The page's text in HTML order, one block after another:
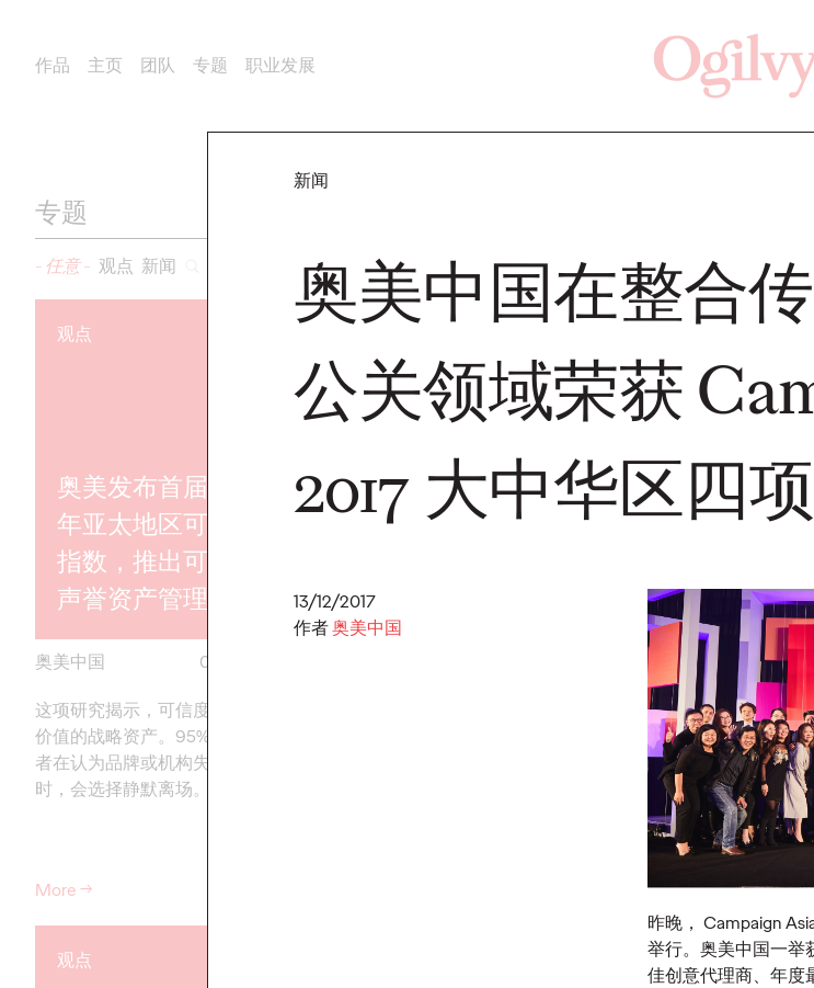
作品 主页 团队 专题 职业发展
新闻
奥美中国在整合
公关领域荣获
2017 大中华区四
13/12/2017
作者奥美中国
昨晚， Campaign
举行。奥美中国一举
佳创意代理商、年度
点击这里
专题
- 任意 - 观点 新闻
观点
奥美发布首届2026
年亚太地区可信度
指数，推出可信度
声誉资产管理方案
奥美中国 07/07/2026
这项研究揭示，可信度是确保商业
价值的战略资产。95%的中国消费
者在认为品牌或机构失去可信度
时，会选择静默离场。
More→
袁勇为首席执行官
长安汽车携手奥
牌传播新格局
奥美中国 13/
奥美荣任长安汽车海外社
播与全球官方网站数字化
的战略伙伴。
More→
观点 观点